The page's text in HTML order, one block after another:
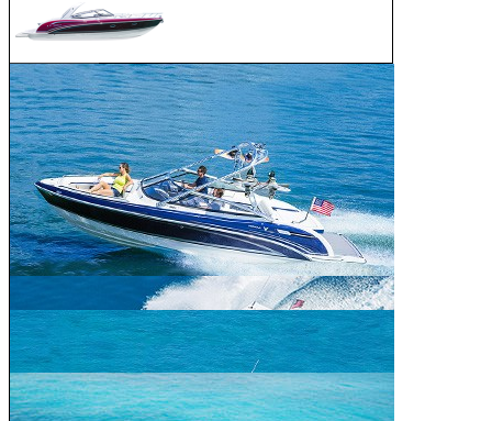
SUN SPORT
SUPER SPORT CROSSOVER
ALL SPORT CROSSOVER
BOWRIDER